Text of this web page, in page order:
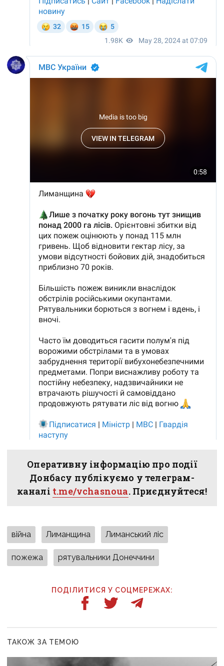
Оперативну інформацію про події
Донбасу публікуємо у телеграм-
каналі t.me/vchasnoua. Приєднуйтеся!
війна Лиманщина Лиманський ліс
пожежа рятувальники Донеччини
ПОДІЛИТИСЯ У СОЦМЕРЕЖАХ:
ТАКОЖ ЗА ТЕМОЮ